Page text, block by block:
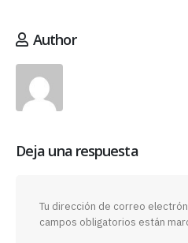
Author
Deja una respuesta
Tu dirección de correo
campos obligatorios están